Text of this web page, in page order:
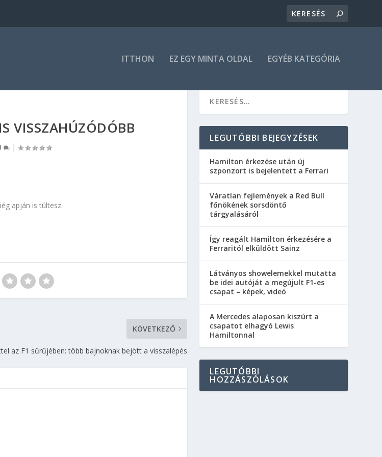
ITTHON EZ EGY MINTA OLDAL EGYÉB KATEGÓRIA
VISSZAHÚZÓDÓBB
|
apján is túltesz.
KÖVETKEZŐ
az F1 sűrűjében: több bajnoknak bejött a visszalépés
LEGUTÓBBI BEJEGYZÉSEK
Hamilton érkezése után új
szponzort is bejelentett a Ferrari
Váratlan fejlemények a Red Bull
főnökének sorsdöntő
tárgyalásáról
Így reagált Hamilton érkezésére a
Ferraritól elküldött Sainz
Látványos showelemekkel mutatta
be idei autóját a megújult F1-es
csapat – képek, videó
A Mercedes alaposan kiszúrt a
csapatot elhagyó Lewis
Hamiltonnal
LEGUTÓBBI
HOZZÁSZÓLÁSOK